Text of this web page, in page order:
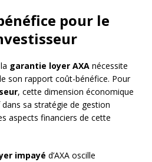
pour le
garantie loyer AXA nécessite
son rapport coût-bénéfice. Pour
, cette dimension économique
sa stratégie de gestion
aspects financiers de cette
impayé d’AXA oscille